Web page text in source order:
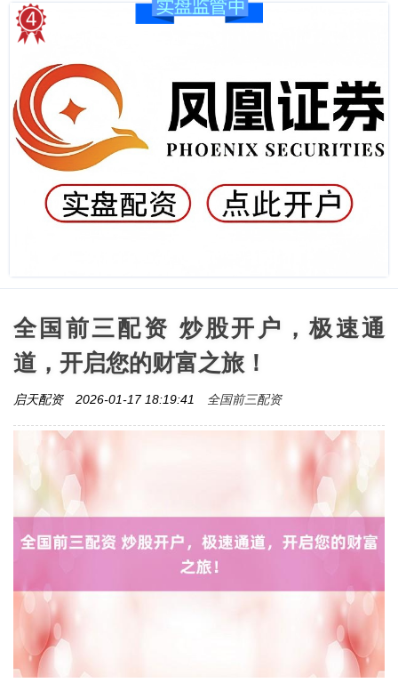
全国前三配资 炒股开户，极速通
道，开启您的财富之旅！
启天配资 2026-01-17 18:19:41 全国前三配资